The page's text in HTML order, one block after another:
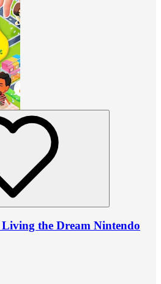
the Dream Nintendo